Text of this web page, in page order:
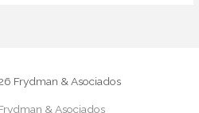
Frydman & Asociados
& Asociados